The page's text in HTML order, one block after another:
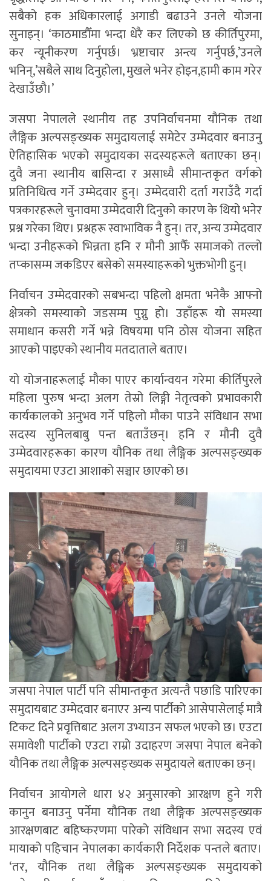
सबैको हक अधिकारलाई अगाडी बढाउने उनले योजना
सुनाइन्। ‘काठमाडौँमा भन्दा धेरै कर लिएको छ कीर्तिपुरमा,
कर न्यूनीकरण गर्नुपर्छ। भ्रष्टाचार अन्त्य गर्नुपर्छ,’उनले
भनिन्,’सबैले साथ दिनुहोला, मुखले भनेर होइन,हामी काम गरेर
देखाउँछौ।’
जसपा नेपालले स्थानीय तह उपनिर्वाचनमा यौनिक तथा
लैङ्गिक अल्पसङ्ख्यक समुदायलाई समेटेर उम्मेदवार बनाउनु
ऐतिहासिक भएको समुदायका सदस्यहरूले बताएका छन्।
दुवै जना स्थानीय बासिन्दा र असाध्यै सीमान्तकृत वर्गको
प्रतिनिधित्व गर्ने उम्मेदवार हुन्। उम्मेदवारी दर्ता गराउँदै गर्दा
पत्रकारहरूले चुनावमा उम्मेदवारी दिनुको कारण के थियो भनेर
प्रश्न गरेका थिए। प्रश्नहरू स्वाभाविक नै हुन्। तर, अन्य उम्मेदवार
भन्दा उनीहरूको भिन्नता हनि र मौनी आफैँ समाजको तल्लो
तप्कासम्म जकडिएर बसेको समस्याहरूको भुक्तभोगी हुन्।
निर्वाचन उम्मेदवारको सबभन्दा पहिलो क्षमता भनेकै आफ्नो
क्षेत्रको समस्याको जडसम्म पुग्नु हो। उहाँहरू यो समस्या
समाधान कसरी गर्ने भन्ने विषयमा पनि ठोस योजना सहित
आएको पाइएको स्थानीय मतदाताले बताए।
यो योजनाहरूलाई मौका पाएर कार्यान्वयन गरेमा कीर्तिपुरले
महिला पुरुष भन्दा अलग तेस्रो लिङ्गी नेतृत्वको प्रभावकारी
कार्यकालको अनुभव गर्ने पहिलो मौका पाउने संविधान सभा
सदस्य सुनिलबाबु पन्त बताउँछन्। हनि र मौनी दुवै
उम्मेदवारहरूका कारण यौनिक तथा लैङ्गिक अल्पसङ्ख्यक
समुदायमा एउटा आशाको सञ्चार छाएको छ।
जसपा नेपाल पार्टी पनि सीमान्तकृत अत्यन्तै पछाडि पारिएका
समुदायबाट उम्मेदवार बनाएर अन्य पार्टीको आसेपासेलाई मात्रै
टिकट दिने प्रवृत्तिबाट अलग उभ्याउन सफल भएको छ। एउटा
समावेशी पार्टीको एउटा राम्रो उदाहरण जसपा नेपाल बनेको
यौनिक तथा लैङ्गिक अल्पसङ्ख्यक समुदायले बताएका छन्।
निर्वाचन आयोगले धारा ४२ अनुसारको आरक्षण हुने गरी
कानुन बनाउनु पर्नेमा यौनिक तथा लैङ्गिक अल्पसङ्ख्यक
आरक्षणबाट बहिष्करणमा पारेको संविधान सभा सदस्य एवं
मायाको पहिचान नेपालका कार्यकारी निर्देशक पन्तले बताए।
‘तर, यौनिक तथा लैङ्गिक अल्पसङ्ख्यक समुदायको